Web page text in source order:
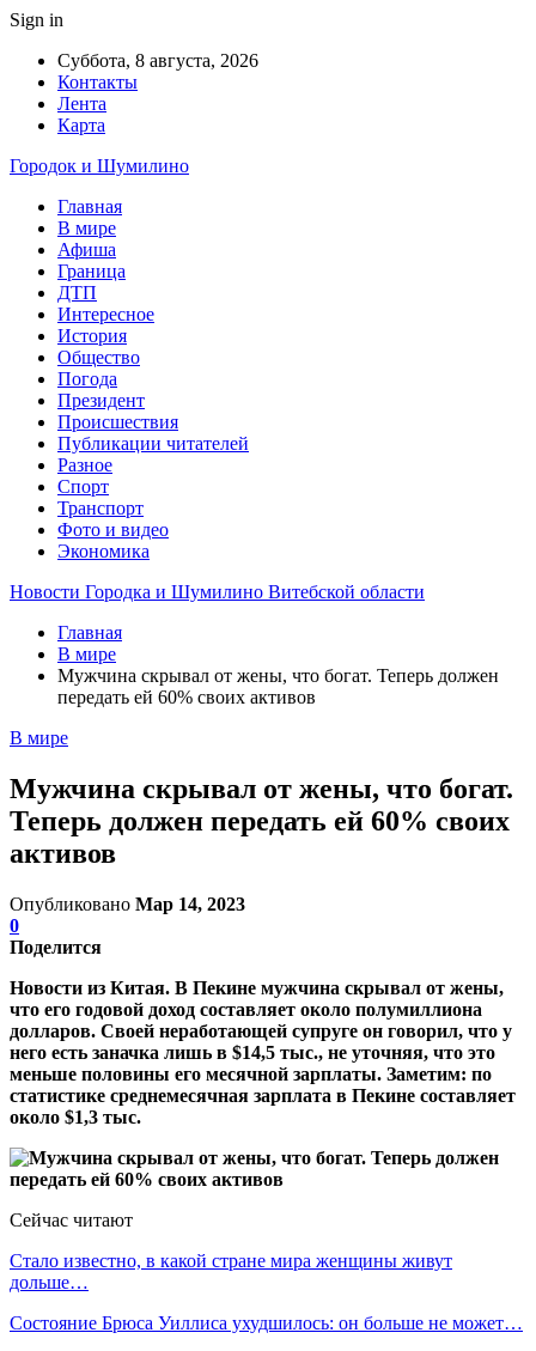
Sign in
Суббота, 8 августа, 2026
Контакты
Лента
Карта
Городок и Шумилино
Главная
В мире
Афиша
Граница
ДТП
Интересное
История
Общество
Погода
Президент
Происшествия
Публикации читателей
Разное
Спорт
Транспорт
Фото и видео
Экономика
Новости Городка и Шумилино Витебской области
Главная
В мире
Мужчина скрывал от жены, что богат. Теперь должен
передать ей 60% своих активов
В мире
Мужчина скрывал от жены, что богат.
Теперь должен передать ей 60% своих
активов
Опубликовано Мар 14, 2023
0
Поделится
Новости из Китая. В Пекине мужчина скрывал от жены,
что его годовой доход составляет около полумиллиона
долларов. Своей неработающей супруге он говорил, что у
него есть заначка лишь в $14,5 тыс., не уточняя, что это
меньше половины его месячной зарплаты. Заметим: по
статистике среднемесячная зарплата в Пекине составляет
около $1,3 тыс.
Сейчас читают
Стало известно, в какой стране мира женщины живут
дольше…
Состояние Брюса Уиллиса ухудшилось: он больше не может…